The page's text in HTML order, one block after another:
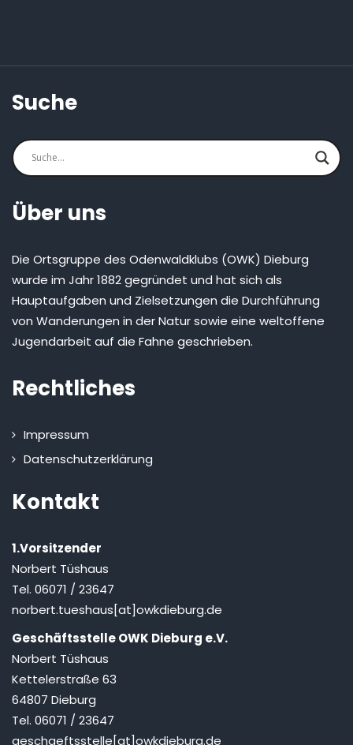
Suche
Über uns
Die Ortsgruppe des Odenwaldklubs (OWK) Dieburg
wurde im Jahr 1882 gegründet und hat sich als
Hauptaufgaben und Zielsetzungen die Durchführung
von Wanderungen in der Natur sowie eine weltoffene
Jugendarbeit auf die Fahne geschrieben.
Rechtliches
Impressum
Datenschutzerklärung
Kontakt
1.Vorsitzender
Norbert Tüshaus
Tel. 06071 / 23647
norbert.tueshaus[at]owkdieburg.de
Geschäftsstelle OWK Dieburg e.V.
Norbert Tüshaus
Kettelerstraße 63
64807 Dieburg
Tel. 06071 / 23647
geschaeftsstelle[at]owkdieburg.de